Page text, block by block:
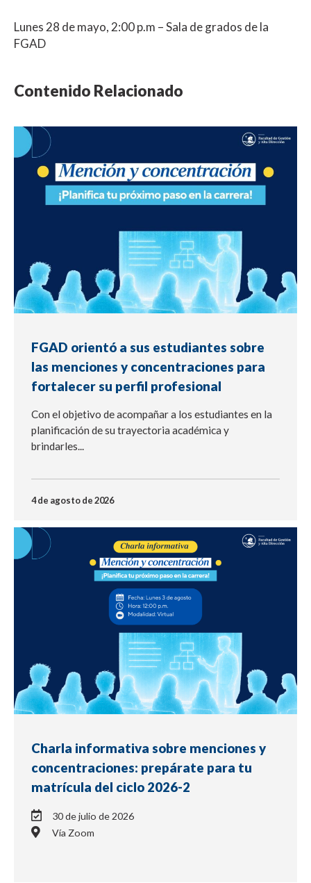
Lunes 28 de mayo, 2:00 p.m – Sala de grados de la
FGAD
Contenido Relacionado
NOTICIA
FGAD orientó a sus estudiantes sobre
las menciones y concentraciones para
fortalecer su perfil profesional
Con el objetivo de acompañar a los estudiantes en la
planificación de su trayectoria académica y
brindarles...
4 de agosto de 2026
EVENTO
Charla informativa sobre menciones y
concentraciones: prepárate para tu
matrícula del ciclo 2026-2
30 de julio de 2026
Vía Zoom